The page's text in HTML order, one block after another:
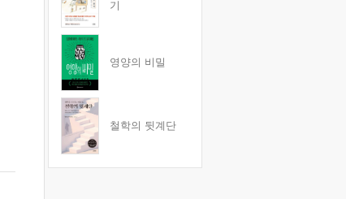
기
영양의 비밀
철학의 뒷계단